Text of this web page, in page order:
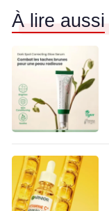
À lire aussi